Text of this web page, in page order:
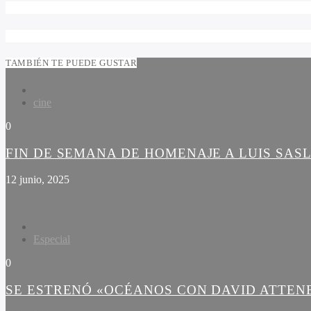
TAMBIÉN TE PUEDE GUSTAR
cine
0
FIN DE SEMANA DE HOMENAJE A LUIS
12 junio, 2025
Especial
0
SE ESTRENÓ «OCÉANOS CON DAVID